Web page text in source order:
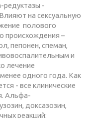
редуктазы -
на сексуальную
полового
происхождения –
пепонен, спеман,
и
лечение
одного года. Как
- все клинические
Альфа-
доксазозин,
реакций: